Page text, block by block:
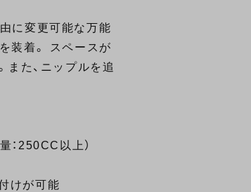
に変更可能な万能
装着。 スペースが
た、ニップルを追
250CC以上）
けが可能